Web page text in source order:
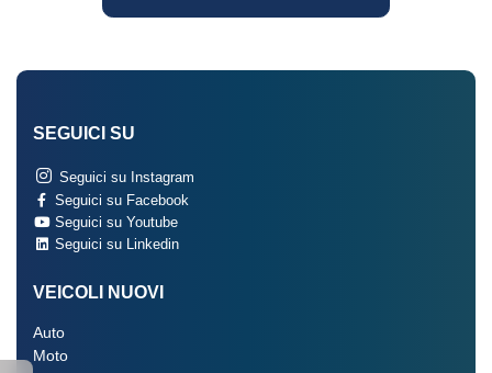
SEGUICI SU
Seguici su Instagram
Seguici su Facebook
Seguici su Youtube
Seguici su Linkedin
VEICOLI NUOVI
Auto
Moto